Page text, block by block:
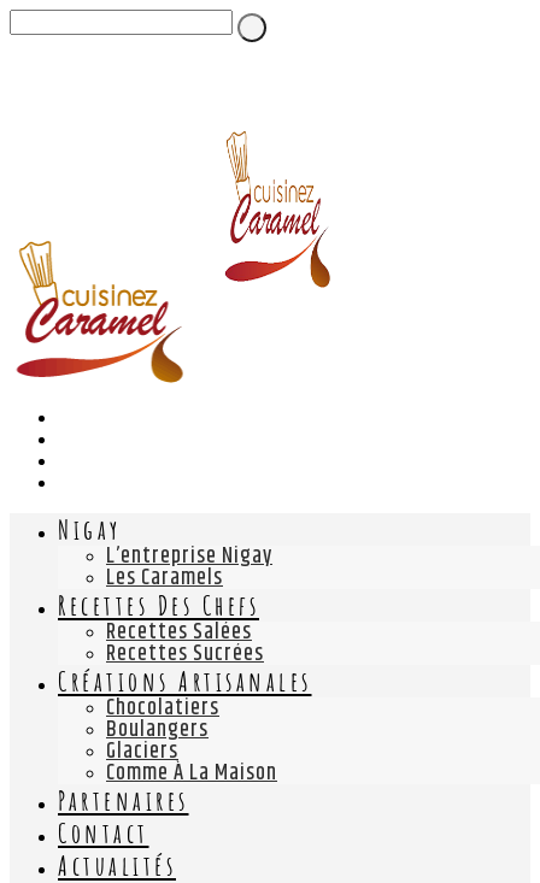
Nigay
L’entreprise Nigay
Les Caramels
Recettes Des Chefs
Recettes Salées
Recettes Sucrées
Créations Artisanales
Chocolatiers
Boulangers
Glaciers
Comme À La Maison
Partenaires
Contact
Actualités